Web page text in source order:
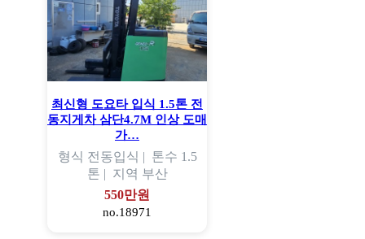
최신형 도요타 입식 1.5톤 전
동지게차 삼단4.7M 인상 도매
가…
형식 전동입식 | 톤수 1.5
톤 | 지역 부산
550만원
no.18971